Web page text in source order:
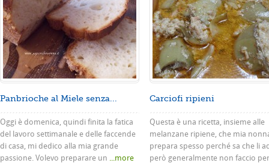
Panbrioche al Miele senza...
Oggi è domenica, quindi finita la fatica
del lavoro settimanale e delle faccende
di casa, mi dedico alla mia grande
passione. Volevo preparare un ...more
Carciofi ripieni
Questa è una ricetta, insieme alle
melanzane ripiene, che mia
prepara spesso perché sa che li
però generalmente non faccio